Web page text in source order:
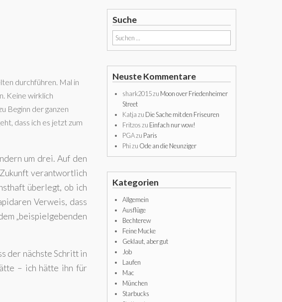
durchführen. Mal in
Keine wirklich
Beginn der ganzen
dass ich es jetzt zum
um drei. Auf den
verantwortlich
überlegt, ob ich
Verweis, dass
„beispielgebenden
der nächste Schritt in
– ich hätte ihn für
Suche
Suchen
nach:
Neuste Kommentare
shark2015zu Moon over Friedenheimer
Street
Katjazu Die Sache mit den Friseuren
Fritzoszu Einfach nur wow!
PGAzu Paris
Phizu Ode an die Neunziger
Kategorien
Allgemein
Ausflüge
Bechterew
Feine Mucke
Geklaut, aber gut
Job
Laufen
Mac
München
Starbucks